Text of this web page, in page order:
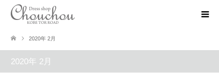
2020年 2月
2020年 2月